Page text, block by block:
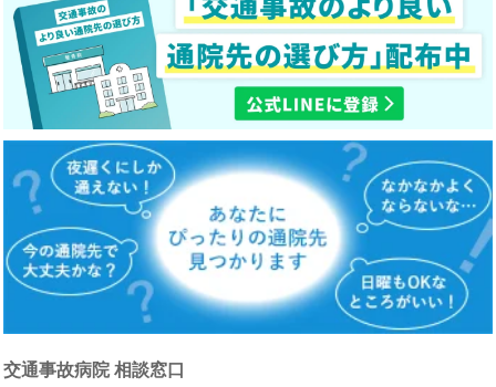
交通事故病院 相談窓口